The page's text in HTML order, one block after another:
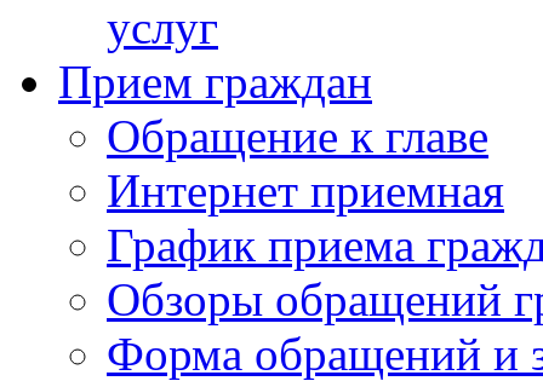
услуг
Прием граждан
Обращение к главе
Интернет приемная
График приема
Обзоры обращений
Форма обращений и